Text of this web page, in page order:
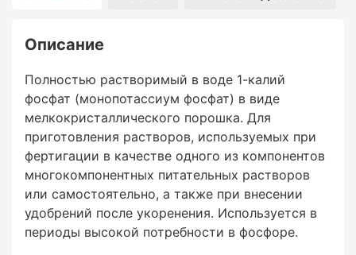
Описание
Полностью растворимый в воде 1-калий
фосфат (монопотассиум фосфат) в виде
мелкокристаллического порошка. Для
приготовления растворов, используемых при
фертигации в качестве одного из компонентов
многокомпонентных питательных растворов
или самостоятельно, а также при внесении
удобрений после укоренения. Используется в
периоды высокой потребности в фосфоре.